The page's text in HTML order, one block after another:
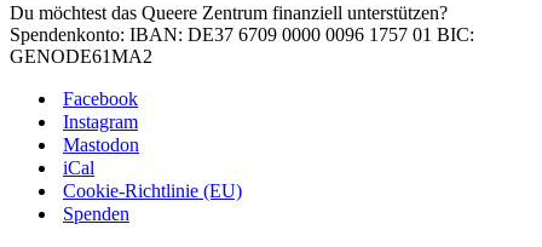
Du möchtest das Queere Zentrum finanziell unterstützen?
Spendenkonto: IBAN: DE37 6709 0000 0096 1757 01 BIC:
GENODE61MA2
Facebook
Instagram
Mastodon
iCal
Cookie-Richtlinie (EU)
Spenden